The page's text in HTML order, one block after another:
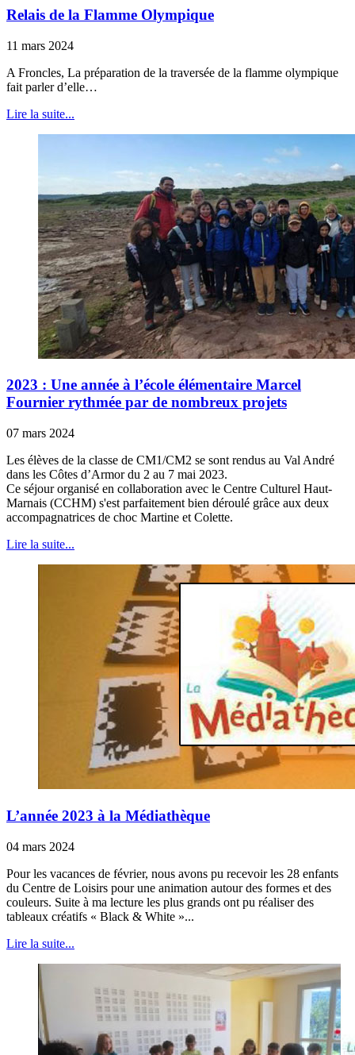
Relais de la Flamme Olympique
11 mars 2024
A Froncles, La préparation de la traversée de la flamme olympique
fait parler d’elle…
Lire la suite...
2023 : Une année à l’école élémentaire Marcel
Fournier rythmée par de nombreux projets
07 mars 2024
Les élèves de la classe de CM1/CM2 se sont rendus au Val André
dans les Côtes d’Armor du 2 au 7 mai 2023.
Ce séjour organisé en collaboration avec le Centre Culturel Haut-
Marnais (CCHM) s'est parfaitement bien déroulé grâce aux deux
accompagnatrices de choc Martine et Colette.
Lire la suite...
L’année 2023 à la Médiathèque
04 mars 2024
Pour les vacances de février, nous avons pu recevoir les 28 enfants
du Centre de Loisirs pour une animation autour des formes et des
couleurs. Suite à ma lecture les plus grands ont pu réaliser des
tableaux créatifs « Black & White »...
Lire la suite...